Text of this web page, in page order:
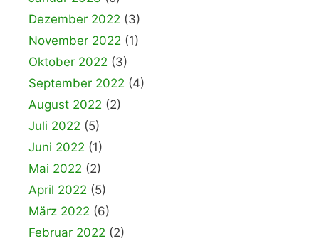
Dezember 2022 (3)
November 2022 (1)
Oktober 2022 (3)
September 2022 (4)
August 2022 (2)
Juli 2022 (5)
Juni 2022 (1)
Mai 2022 (2)
April 2022 (5)
März 2022 (6)
Februar 2022 (2)